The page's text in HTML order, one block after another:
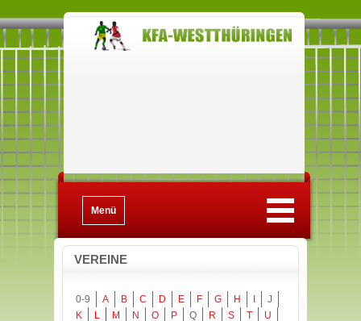
Menü
VEREINE
0-9 A B C D E F G H
J
K
L M N O P Q R S T
U